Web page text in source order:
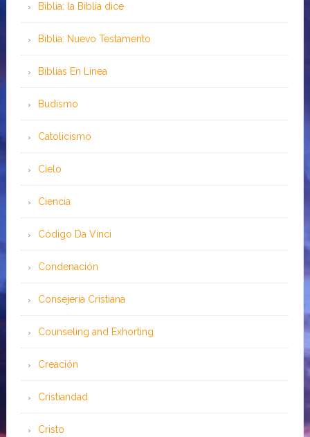
Biblia: la Biblia dice
Biblia: Nuevo Testamento
Bíblias En Línea
Budismo
Catolicismo
Cielo
Ciencia
Código Da Vinci
Condenación
Consejería Cristiana
Counseling and Exhorting
Creación
Cristiandad
Cristo